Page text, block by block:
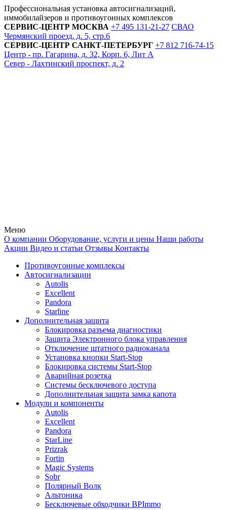
Профессиональная установка автосигнализаций,
иммобилайзеров и противоугонных комплексов
СЕРВИС-ЦЕНТР МОСКВА +7 495 131-21-27 СВАО
Чермянский проезд, д. 5, стр.6
СЕРВИС-ЦЕНТР САНКТ-ПЕТЕРБУРГ +7 812 716-74-15
Центр - пр. Гагарина, д. 32, Корп. 6, Лит А
Север - Лахтинский проспект, д. 2
Меню
О компании Оборудование, услуги и цены Наши работы
Акции Видео и статьи Отзывы Контакты
Противоугонные комплексы
Автосигнализации
Autolis
Excellent
Pandora
Starline
Дополнительная защита
Блокировка разъема диагностики
Защита Электронного блока управления
Отключение штатного радиоканала
Установка кнопки Start-Stop
Блокировка системы Start-Stop
Аварийная розетка
Системы бесключевого доступа
Дополнительная защита замка капота
Модули и компоненты
Autolis
Excellent
Pandora
StarLine
Prizrak
Fortin
Magic Systems
Sobr
Полярный Волк
Альтоника
Бесключевые обходчики BPImmo